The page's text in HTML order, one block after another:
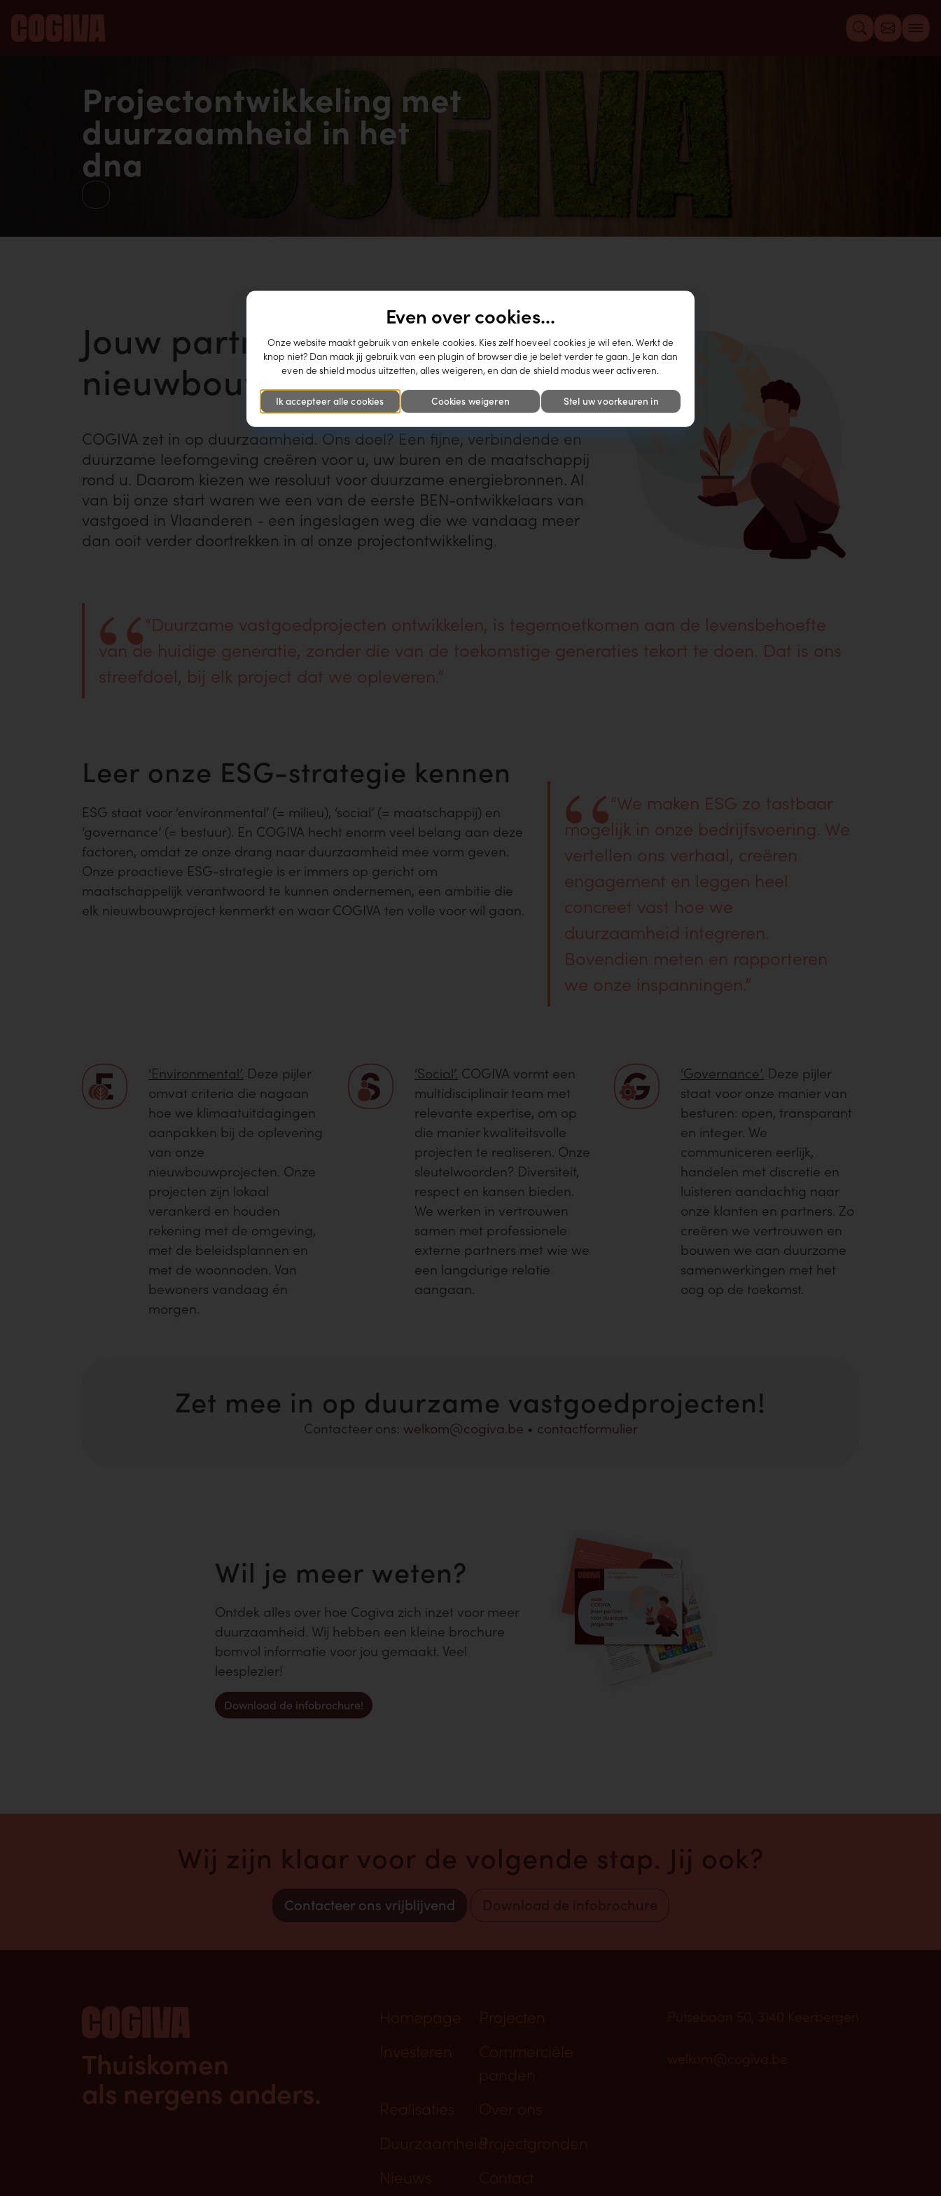
Projectontwikkeling met
duurzaamheid in het
dna
Jouw partner voor duurzame
nieuwbouwprojecten
COGIVA zet in op duurzaamheid. Ons doel? Een fijne, verbindende en
duurzame leefomgeving creëren voor u, uw buren en de maatschappij
rond u. Daarom kiezen we resoluut voor duurzame energiebronnen. Al
van bij onze start waren we een van de eerste BEN-ontwikkelaars van
vastgoed in Vlaanderen - een ingeslagen weg die we vandaag meer
dan ooit verder doortrekken in al onze projectontwikkeling.
“Duurzame vastgoedprojecten ontwikkelen, is tegemoetkomen aan de levensbehoefte
van de huidige generatie, zonder die van de toekomstige generaties tekort te doen. Dat is ons
streefdoel, bij elk project dat we opleveren.”
Leer onze ESG-strategie kennen
ESG staat voor ‘environmental’ (= milieu), ‘social’ (= maatschappij) en
‘governance’ (= bestuur). En COGIVA hecht enorm veel belang aan deze
factoren, omdat ze onze drang naar duurzaamheid mee vorm geven.
Onze proactieve ESG-strategie is er immers op gericht om
maatschappelijk verantwoord te kunnen ondernemen, een ambitie die
elk nieuwbouwproject kenmerkt en waar COGIVA ten volle voor wil gaan.
“We maken ESG zo tastbaar
mogelijk in onze bedrijfsvoering. We
vertellen ons verhaal, creëren
engagement en leggen heel
concreet vast hoe we
duurzaamheid integreren.
Bovendien meten en rapporteren
we onze inspanningen.”
‘Environmental’. Deze pijler
omvat criteria die nagaan
hoe we klimaatuitdagingen
aanpakken bij de oplevering
van onze
nieuwbouwprojecten. Onze
projecten zijn lokaal
verankerd en houden
rekening met de omgeving,
met de beleidsplannen en
met de woonnoden. Van
bewoners vandaag én
morgen.
‘Social’. COGIVA vormt een
multidisciplinair team met
relevante expertise, om op
die manier kwaliteitsvolle
projecten te realiseren. Onze
sleutelwoorden? Diversiteit,
respect en kansen bieden.
We werken in vertrouwen
samen met professionele
externe partners met wie we
een langdurige relatie
aangaan.
‘Governance’. Deze pijler
staat voor onze manier van
besturen: open, transparant
en integer. We
communiceren eerlijk,
handelen met discretie en
luisteren aandachtig naar
onze klanten en partners. Zo
creëren we vertrouwen en
bouwen we aan duurzame
samenwerkingen met het
oog op de toekomst.
Zet mee in op duurzame vastgoedprojecten!
Contacteer ons: welkom@cogiva.be • contactformulier
Wil je meer weten?
Ontdek alles over hoe Cogiva zich inzet voor meer
duurzaamheid. Wij hebben een kleine brochure
bomvol informatie voor jou gemaakt. Veel
leesplezier!
Download de infobrochure!
Wij zijn klaar voor de volgende stap. Jij ook?
Contacteer ons vrijblijvend Download de infobrochure
Thuiskomen
als nergens anders.
Homepage
Projecten
Investeren
Commerciële
panden
Realisaties
Over ons
DuurzaamheidProjectgronden
Nieuws
Contact
Putsebaan 50, 3140 Keerbergen
welkom@cogiva.be
Even over cookies...
Onze website maakt gebruik van enkele cookies. Kies zelf hoeveel cookies je wil eten. Werkt de
knop niet? Dan maak jij gebruik van een plugin of browser die je belet verder te gaan. Je kan dan
even de shield modus uitzetten, alles weigeren, en dan de shield modus weer activeren.
Ik accepteer alle cookies Cookies weigeren Stel uw voorkeuren in